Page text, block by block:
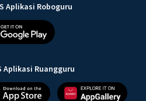
Aplikasi Roboguru
Aplikasi Ruangguru